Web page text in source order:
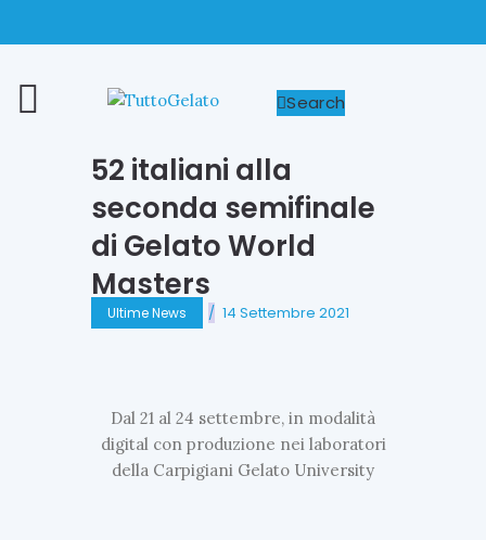
Search
52 italiani alla
seconda semifinale
di Gelato World
Masters
Ultime News 14 Settembre 2021
Dal 21 al 24 settembre, in modalità
digital con produzione nei laboratori
della Carpigiani Gelato University